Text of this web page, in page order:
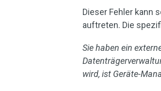
Dieser Fehler kann
auftreten. Die
Sie haben ein
wird, ist Geräte-